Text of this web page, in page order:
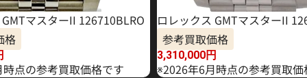
マスターII 126710BLRO
格
点の参考買取価格です
ロレックス GMTマスターII
参考買取価格
3,310,000円
※2026年6月時点の参考買取価